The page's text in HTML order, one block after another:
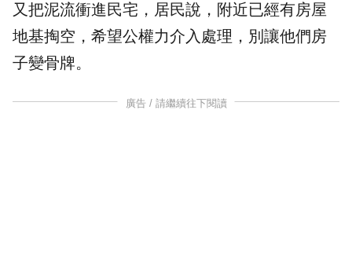
又把泥流衝進民宅，居民說，附近已經有房屋
地基掏空，希望公權力介入處理，別讓他們房
子變骨牌。
廣告 / 請繼續往下閱讀